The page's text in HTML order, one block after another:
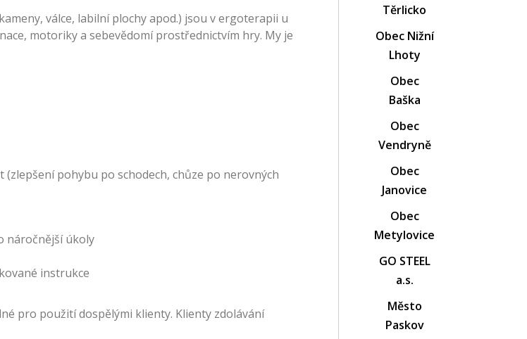
válce, labilní plochy apod.) jsou v ergoterapii u
motoriky a sebevědomí prostřednictvím hry. My je
pohybu po schodech, chůze po nerovných
náročnější úkoly
instrukce
pro použití dospělými klienty. Klienty zdolávání
Těrlicko
Obec Nižní
Lhoty
Obec
Baška
Obec
Vendryně
Obec
Janovice
Obec
Metylovice
GO STEEL
a.s.
Město
Paskov